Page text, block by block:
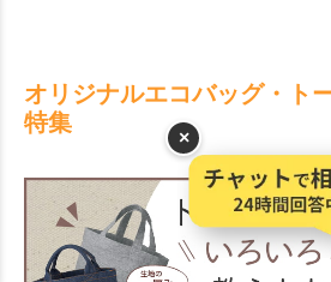
オリジナルエコバッグ・ト
特集
×